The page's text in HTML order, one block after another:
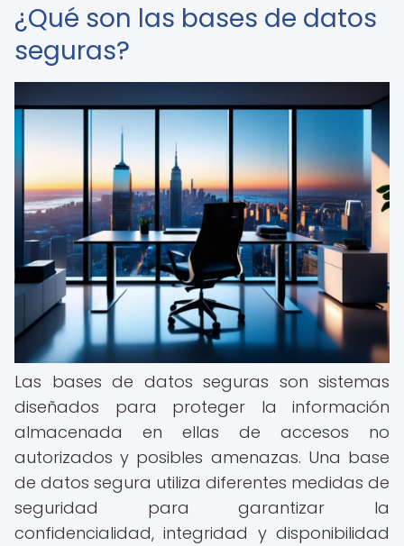
¿Qué son las bases de datos
seguras?
Las bases de datos seguras son sistemas
diseñados para proteger la información
almacenada en ellas de accesos no
autorizados y posibles amenazas. Una base
de datos segura utiliza diferentes medidas de
seguridad para garantizar la
confidencialidad, integridad y disponibilidad